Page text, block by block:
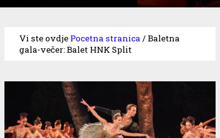
Vi ste ovdje Pocetna stranica /Baletna
gala-večer: Balet HNK Split